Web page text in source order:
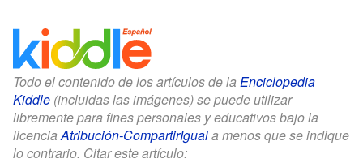
Todo el contenido de los artículos de la Enciclopedia
Kiddle (incluidas las imágenes) se puede utilizar
libremente para fines personales y educativos bajo la
licenciaAtribución-CompartirIguala menos que se indique
lo contrario. Citar este artículo: